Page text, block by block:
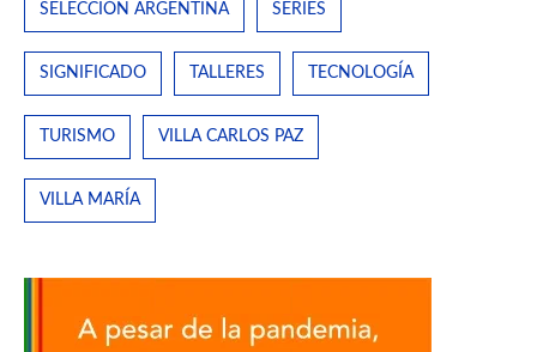
SELECCIÓN ARGENTINA SERIES
SIGNIFICADO TALLERES TECNOLOGÍA
TURISMO VILLA CARLOS PAZ
VILLA MARÍA